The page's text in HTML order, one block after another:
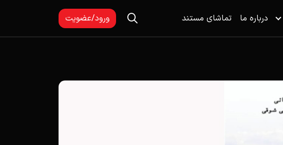
درباره ما تماشای مستند ورود/عضویت